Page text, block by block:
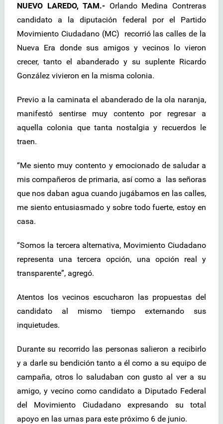
NUEVO LAREDO, TAM.- Orlando Medina Contreras
candidato a la diputación federal por el Partido
Movimiento Ciudadano (MC) recorrió las calles de la
Nueva Era donde sus amigos y vecinos lo vieron
crecer, tanto el abanderado y su suplente Ricardo
González vivieron en la misma colonia.
Previo a la caminata el abanderado de la ola naranja,
manifestó sentirse muy contento por regresar a
aquella colonia que tanta nostalgia y recuerdos le
traen.
“Me siento muy contento y emocionado de saludar a
mis compañeros de primaria, así como a las señoras
que nos daban agua cuando jugábamos en las calles,
me siento entusiasmado y sobre todo fuerte, estoy en
casa.
“Somos la tercera alternativa, Movimiento Ciudadano
representa una tercera opción, una opción real y
transparente”, agregó.
Atentos los vecinos escucharon las propuestas del
candidato al mismo tiempo externando sus
inquietudes.
Durante su recorrido las personas salieron a recibirlo
y a darle su bendición tanto a él como a su equipo de
campaña, otros lo saludaban con gusto al ver a su
amigo, y vecino como candidato a Diputado Federal
del Movimiento Ciudadano expresando su total
apoyo en las urnas para este próximo 6 de junio.